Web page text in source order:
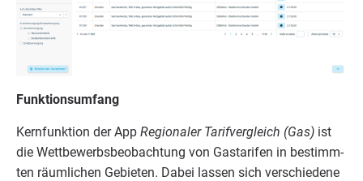
Funk­ti­ons­um­fang
Kern­funk­ti­on der App Regio­na­ler Tarif­ver­gleich (Gas) ist
die Wett­be­werbs­be­ob­ach­tung von Gas­ta­ri­fen in bestimm­
ten räum­li­chen Gebie­ten. Dabei las­sen sich ver­schie­de­ne